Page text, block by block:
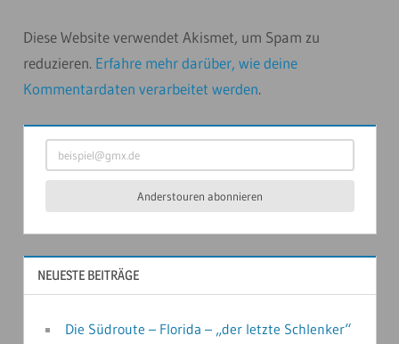
Diese Website verwendet Akismet, um Spam zu
reduzieren. Erfahre mehr darüber, wie deine
Kommentardaten verarbeitet werden.
beispiel@gmx.de
Anderstouren abonnieren
NEUESTE BEITRÄGE
Die Südroute – Florida – „der letzte Schlenker“